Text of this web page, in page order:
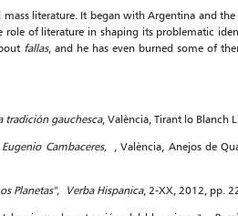
literature. It began with Argentina and
of literature in shaping its problematic
fallas, and he has even burned some of
tradición gauchesca, València, Tirant lo Blanch
Cambaceres, , València, Anejos de
Planetas", Verba Hispanica, 2-XX, 2012, pp.